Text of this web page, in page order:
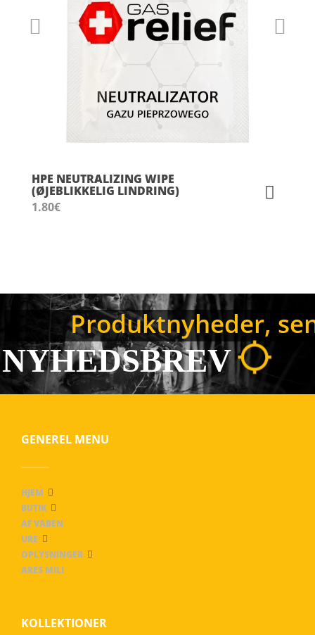
HPE NEUTRALIZING WIPE
(ØJEBLIKKELIG LINDRING)
1.80€
Produktnyheder,
NYHEDSBREV
GENEREL MENU
HJEM
BUTIK
AF VÅBEN
URE
OPLYSNINGER
ARES MILI
KOLLEKTIONER